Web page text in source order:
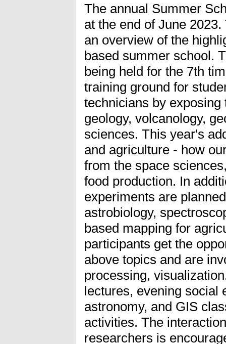
The annual Summer
at the end of June
an overview of the
based summer school.
being held for the 7th
training ground for
technicians by
geology, volcanology,
sciences. This year's
and agriculture - how
from the space
food production. In
experiments are
astrobiology,
based mapping for
participants get the
above topics and are
processing,
lectures, evening social
astronomy, and GIS
activities. The
researchers is